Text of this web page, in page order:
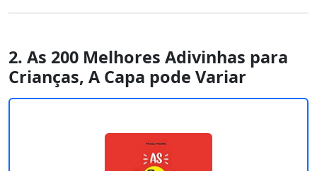
2. As 200 Melhores Adivinhas para
Crianças, A Capa pode Variar